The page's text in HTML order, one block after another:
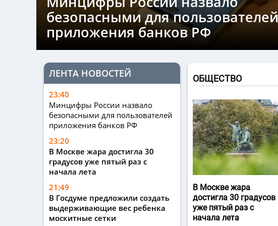
безопасными для пользователей
приложения банков РФ
ЛЕНТА НОВОСТЕЙ
23:40
Минцифры России назвало
безопасными для пользователей
приложения банков РФ
23:20
В Москве жара достигла 30
градусов уже пятый раз с
начала лета
21:49
В Госдуме предложили создать
выдерживающие вес ребенка
москитные сетки
ОБЩЕСТВО
В Москве жара
достигла 30 градусов
уже пятый раз с
начала лета